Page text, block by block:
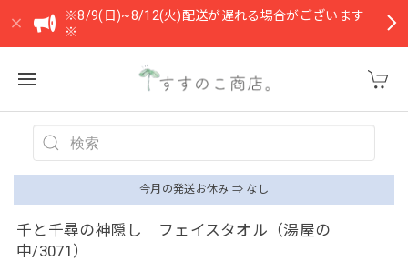
※8/9(日)~8/12(火)配送が遅れる場合がございます
※
今月の発送お休み ⇒ なし
千と千尋の神隠し フェイスタオル（湯屋の
中/3071）